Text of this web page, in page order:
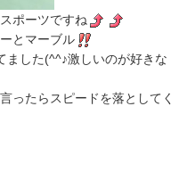
ポーツですね
とマーブル
ました(^^♪激しいのが好きな
ったらスピードを落としてく